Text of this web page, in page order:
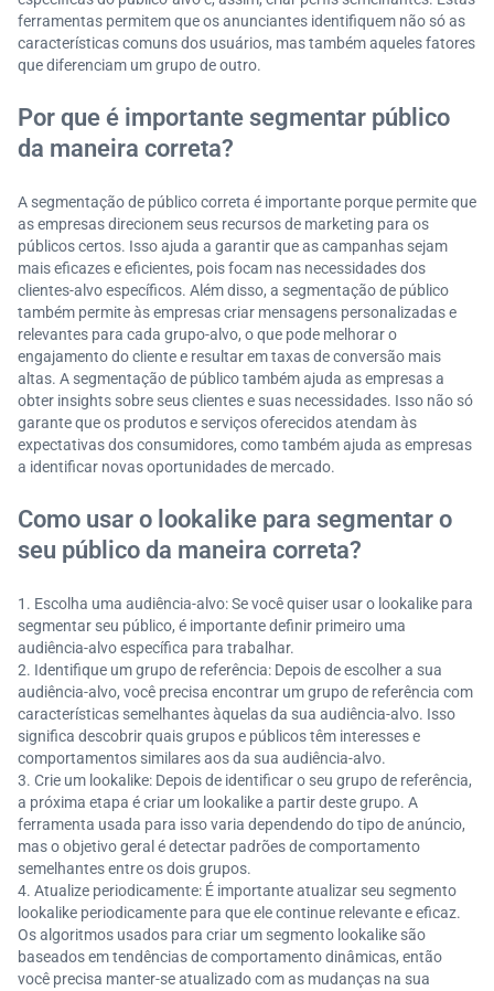
ferramentas permitem que os anunciantes identifiquem não só as
características comuns dos usuários, mas também aqueles fatores
que diferenciam um grupo de outro.
Por que é importante segmentar público
da maneira correta?
A segmentação de público correta é importante porque permite que
as empresas direcionem seus recursos de marketing para os
públicos certos. Isso ajuda a garantir que as campanhas sejam
mais eficazes e eficientes, pois focam nas necessidades dos
clientes-alvo específicos. Além disso, a segmentação de público
também permite às empresas criar mensagens personalizadas e
relevantes para cada grupo-alvo, o que pode melhorar o
engajamento do cliente e resultar em taxas de conversão mais
altas. A segmentação de público também ajuda as empresas a
obter insights sobre seus clientes e suas necessidades. Isso não só
garante que os produtos e serviços oferecidos atendam às
expectativas dos consumidores, como também ajuda as empresas
a identificar novas oportunidades de mercado.
Como usar o lookalike para segmentar o
seu público da maneira correta?
Escolha uma audiência-alvo: Se você quiser usar o lookalike para
segmentar seu público, é importante definir primeiro uma
audiência-alvo específica para trabalhar.
Identifique um grupo de referência: Depois de escolher a sua
audiência-alvo, você precisa encontrar um grupo de referência com
características semelhantes àquelas da sua audiência-alvo. Isso
significa descobrir quais grupos e públicos têm interesses e
comportamentos similares aos da sua audiência-alvo.
Crie um lookalike: Depois de identificar o seu grupo de referência,
a próxima etapa é criar um lookalike a partir deste grupo. A
ferramenta usada para isso varia dependendo do tipo de anúncio,
mas o objetivo geral é detectar padrões de comportamento
semelhantes entre os dois grupos.
Atualize periodicamente: É importante atualizar seu segmento
lookalike periodicamente para que ele continue relevante e eficaz.
Os algoritmos usados para criar um segmento lookalike são
baseados em tendências de comportamento dinâmicas, então
você precisa manter-se atualizado com as mudanças na sua